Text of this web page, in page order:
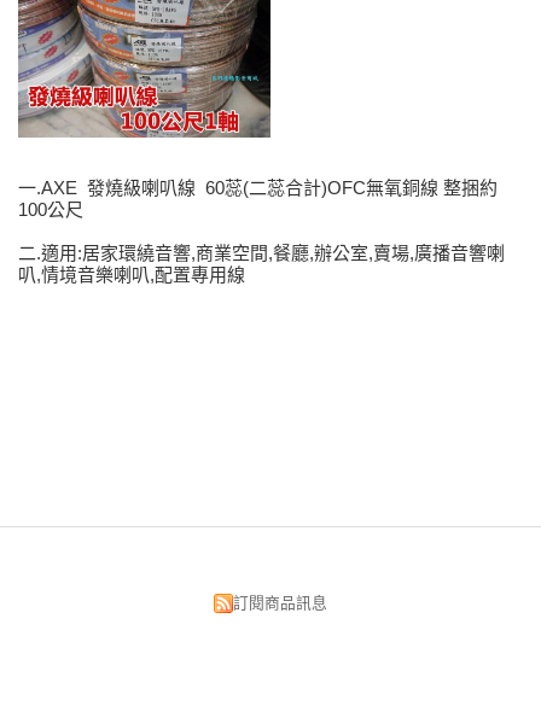
一.AXE 發燒級喇叭線 60蕊(二蕊合計)OFC無氧銅線 整捆約
100公尺
二.適用:居家環繞音響,商業空間,餐廳,辦公室,賣場,廣播音響喇
叭,情境音樂喇叭,配置專用線
訂閱商品訊息